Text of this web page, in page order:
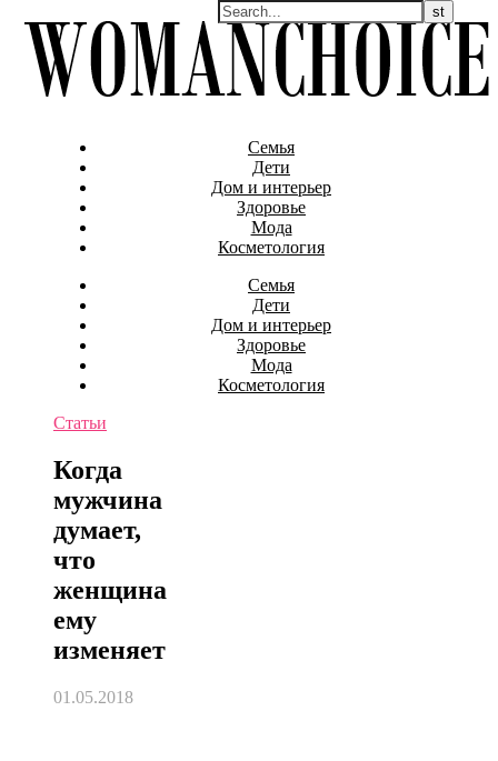
Семья
Дети
Дом и интерьер
Здоровье
Мода
Косметология
Семья
Дети
Дом и интерьер
Здоровье
Мода
Косметология
Статьи
Когда
мужчина
думает,
что
женщина
ему
изменяет
01.05.2018